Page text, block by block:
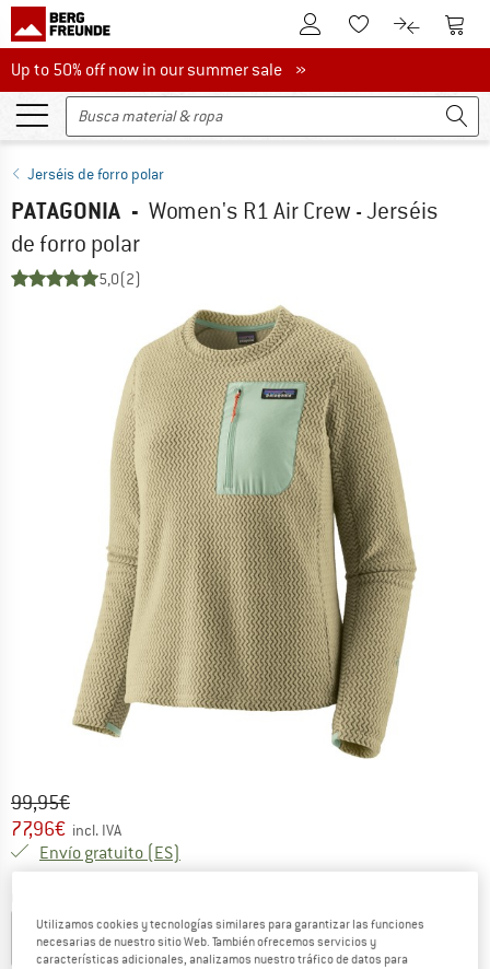
A la cuenta de cliente
A la lista de
A la A la
Up to 50% off now in our summer sale
Up to 50% off now in our summer sale »
Jerséis de forro polar
PATAGONIA - Women's R1 Air Crew - Jerséis
de forro polar
5,0(2)
Precio original :
99,95€
Precio:
77,96€ incl. IVA
Envío gratuito (ES)
Utilizamos cookies y tecnologías similares para garantizar las funciones
necesarias de nuestro sitio Web. También ofrecemos servicios y
características adicionales, analizamos nuestro tráfico de datos para